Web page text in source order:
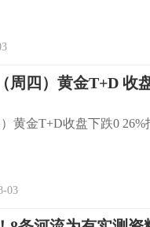
黄金T+D收盘下跌0 26%
03